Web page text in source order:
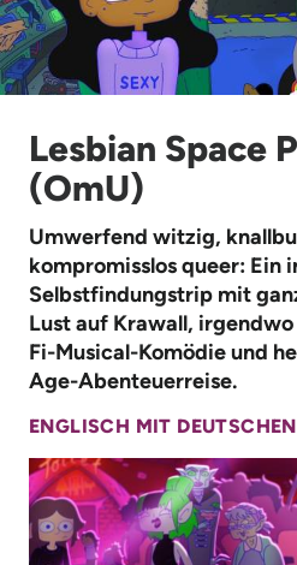
Lesbian Space
(OmU)
Umwerfend witzig,
kompromisslos queer: Ein
Selbstfindungstrip mit
Lust auf Krawall,
Fi-Musical-Komödie und
Age-Abenteuer­reise.
ENGLISCH MIT